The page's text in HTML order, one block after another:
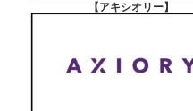
【アキシオリー】